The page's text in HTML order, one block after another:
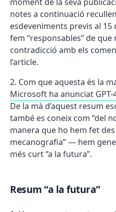
notes a continuació
esdeveniments previs al
fem “responsables” de
contradicció amb els
l’article.
Com que aquesta és la
Microsoft ha anunciat GPT-
De la mà d’aquest resum
també es coneix com “del
manera que ho hem fet des
mecanografia” — hem
més curt “a la futura”.
Resum “a la futura”